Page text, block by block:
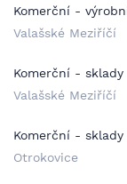
Komerční -
Valašské Meziříčí
Komerční - sklady
Valašské Meziříčí
Komerční - sklady
Otrokovice